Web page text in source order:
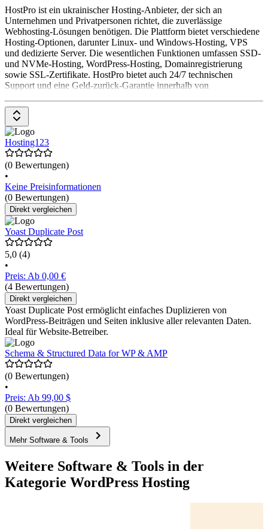
HostPro ist ein ukrainischer Hosting-Anbieter, der sich an
Unternehmen und Privatpersonen richtet, die zuverlässige
Webhosting-Lösungen benötigen. Die Plattform bietet verschiedene
Hosting-Optionen, darunter Linux- und Windows-Hosting, VPS
und dedizierte Server. Die wesentlichen Funktionen umfassen SSD-
und NVMe-Hosting, WordPress-Hosting, Domainregistrierung
sowie SSL-Zertifikate. HostPro bietet auch 24/7 technischen
Support und eine Geld-zurück-Garantie innerhalb von
Hosting123
(0 Bewertungen)
•
Keine Preisinformationen
(0 Bewertungen)
Direkt vergleichen
Yoast Duplicate Post
5,0 (4)
•
Preis: Ab 0,00 €
(4 Bewertungen)
Direkt vergleichen
Yoast Duplicate Post ermöglicht einfaches Duplizieren von
WordPress-Beiträgen und Seiten inklusive aller relevanten Daten.
Ideal für Website-Betreiber.
Schema & Structured Data for WP & AMP
(0 Bewertungen)
•
Preis: Ab 99,00 $
(0 Bewertungen)
Direkt vergleichen
Mehr Software & Tools
Weitere Software & Tools in der
Kategorie WordPress Hosting